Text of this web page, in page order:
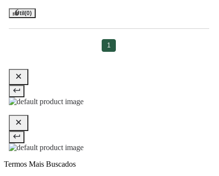
Útil (0)
1
Termos Mais Buscados